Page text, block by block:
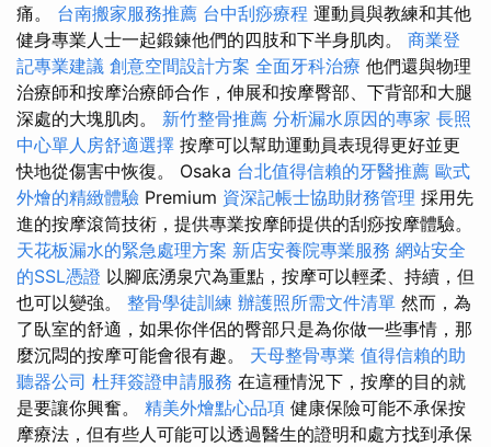
痛。 台南搬家服務推薦 台中刮痧療程 運動員與教練和其他
健身專業人士一起鍛鍊他們的四肢和下半身肌肉。 商業登
記專業建議 創意空間設計方案 全面牙科治療 他們還與物理
治療師和按摩治療師合作，伸展和按摩臀部、下背部和大腿
深處的大塊肌肉。 新竹整骨推薦 分析漏水原因的專家 長照
中心單人房舒適選擇 按摩可以幫助運動員表現得更好並更
快地從傷害中恢復。 Osaka 台北值得信賴的牙醫推薦 歐式
外燴的精緻體驗 Premium 資深記帳士協助財務管理 採用先
進的按摩滾筒技術，提供專業按摩師提供的刮痧按摩體驗。
天花板漏水的緊急處理方案 新店安養院專業服務 網站安全
的SSL憑證 以腳底湧泉穴為重點，按摩可以輕柔、持續，但
也可以變強。 整骨學徒訓練 辦護照所需文件清單 然而，為
了臥室的舒適，如果你伴侶的臀部只是為你做一些事情，那
麼沉悶的按摩可能會很有趣。 天母整骨專業 值得信賴的助
聽器公司 杜拜簽證申請服務 在這種情況下，按摩的目的就
是要讓你興奮。 精美外燴點心品項 健康保險可能不承保按
摩療法，但有些人可能可以透過醫生的證明和處方找到承保